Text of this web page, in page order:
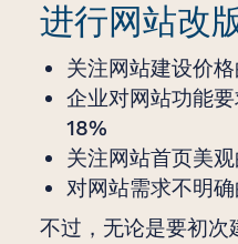
进行网站改
关注网站建设价
企业对网站功能
18%
关注网站首页美
对网站需求不明
不过，无论是要初次